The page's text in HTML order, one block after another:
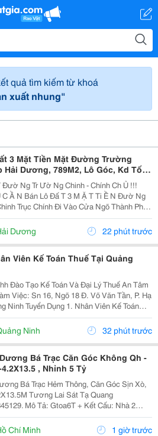
quả tìm kiếm từ khoá
xuất nhung"
3 Mặt Tiền Mặt Đường Trường
Hải Dương, 789M2, Lô Góc, Kd Tốt,
Ng Tr Ườ Ng Chinh - Chính Ch Ủ !!!
C Ầ N Bán Lô Đấ T 3 M Ặ T Ti Ề N Đườ Ng
Trục Chính Đi Vào Cửa Ngõ Thành Ph Ố
M Ặ T Ti Ề
Dương 22 phút trước
Viên Kế Toán Thuế Tại Quảng
Đào Tạo Kế Toán Và Đại Lý Thuế An Tâm
Việc: Sn 16, Ngõ 18 Đ. Võ Văn Tần, P. Hạ
Viên Kế Toán
Đến Kế Toán Thuế...
Ninh 32 phút trước
Bá Trạc Căn Góc Không Qh -
, Nhỉnh 5 Tỷ
Bá Trạc Hẻm Thông, Căn Góc Sịn Xò,
Tương Lai Sát Tạ Quang
Mô Tả: Gtoa6T + Kết Cấu: Nhà 2
Cố, 2 Phòng. + Vị Trí: Ngay Dương Bá
Tạ Quang Bửu, Âu Dương Lân, Nguyễn Thị
Chí Minh 1 giờ trước